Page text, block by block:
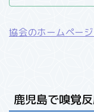
協会のホームペー
鹿児島で嗅覚